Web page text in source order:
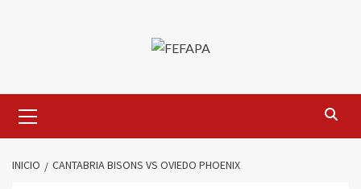
primario
INICIO CANTABRIA BISONS VS OVIEDO PHOENIX